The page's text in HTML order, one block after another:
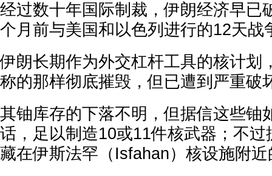
经过数十年国际制裁，伊朗经济早已
个月前与美国和以色列进行的12天战
伊朗长期作为外交杠杆工具的核计划
称的那样彻底摧毁，但已遭到严重破
其铀库存的下落不明，但据信这些铀
话，足以制造10或11件核武器；不
藏在伊斯法罕（Isfahan）核设施附